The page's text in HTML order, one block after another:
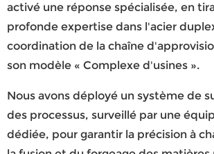
activé une réponse spécialisée, en
profonde expertise dans l'acier
coordination de la chaîne
son modèle « Complexe d'usines ».
Nous avons déployé un système de
des processus, surveillé par une
dédiée, pour garantir la précision à